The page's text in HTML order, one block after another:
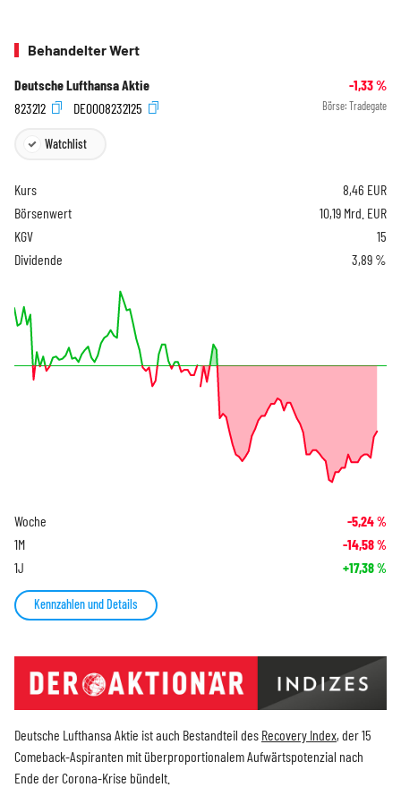
Behandelter Wert
Deutsche Lufthansa Aktie -1,33%
823212
DE0008232125 Börse: Tradegate
Watchlist
Kurs 8,46 EUR
Börsenwert
10,19 Mrd. EUR
KGV
15
Dividende
3,89 %
Woche -5,24%
1M -14,58%
1J +17,38%
Kennzahlen und Details
Deutsche Lufthansa Aktie ist auch Bestandteil des Recovery Index, der 15
Comeback-Aspiranten mit überproportionalem Aufwärtspotenzial nach
Ende der Corona-Krise bündelt.